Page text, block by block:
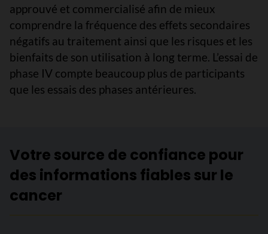
approuvé et commercialisé afin de mieux
comprendre la fréquence des effets secondaires
négatifs au traitement ainsi que les risques et les
bienfaits de son utilisation à long terme. L’essai de
phase IV compte beaucoup plus de participants
que les essais des phases antérieures.
Votre source de confiance pour
des informations fiables sur le
cancer